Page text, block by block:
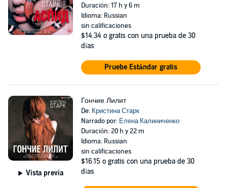
Duración: 17 h y 6 m
Idioma: Russian
sin calificaciones
$14.34 o gratis con una prueba de 30
días
Pruebe Estándar gratis
Vista previa
Гончие Лилит
De: Кристина Старк
Narrado por: Елена Калиниченко
Duración: 20 h y 22 m
Idioma: Russian
sin calificaciones
$16.15 o gratis con una prueba de 30
días